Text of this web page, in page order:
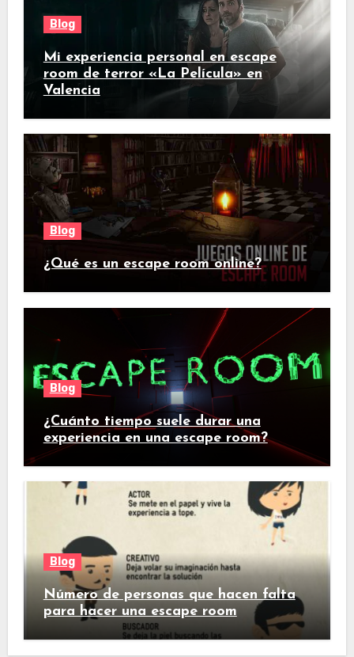
Blog
Mi experiencia personal en escape
room de terror «La Película» en
Valencia
Blog
¿Qué es un escape room online?
Blog
¿Cuánto tiempo suele durar una
experiencia en una escape room?
Blog
Número de personas que hacen falta
para hacer una escape room